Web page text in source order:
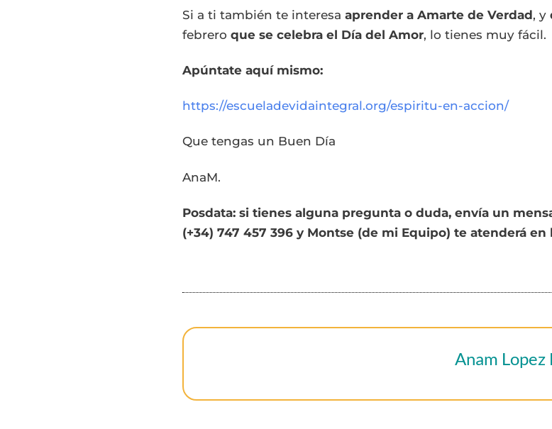
Si a ti también te interesa aprender a Amarte de Verdad, y
febrero que se celebra el Día del Amor, lo tienes muy fácil.
Apúntate aquí mismo:
https://escueladevidaintegral.org/espiritu-en-accion/
Que tengas un Buen Día
AnaM.
Posdata: si tienes alguna pregunta o duda, envía un
(+34) 747 457 396 y Montse (de mi Equipo) te atenderá
Anam Lopez